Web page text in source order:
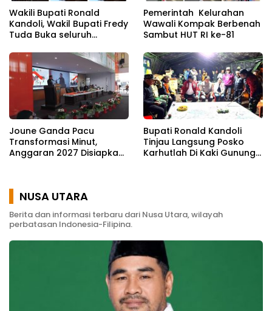
Wakili Bupati Ronald
Kandoli, Wakil Bupati Fredy
Tuda Buka seluruh
Meriahkan HUT RI ke 81
Pemerintah Kelurahan
Wawali Kompak Berbenah
Sambut HUT RI ke-81
Joune Ganda Pacu
Transformasi Minut,
Anggaran 2027 Disiapkan
Bupati Ronald Kandoli
Tinjau Langsung Posko
Karhutlah Di Kaki Gunung
NUSA UTARA
Berita dan informasi terbaru dari Nusa Utara, wilayah
perbatasan Indonesia-Filipina.